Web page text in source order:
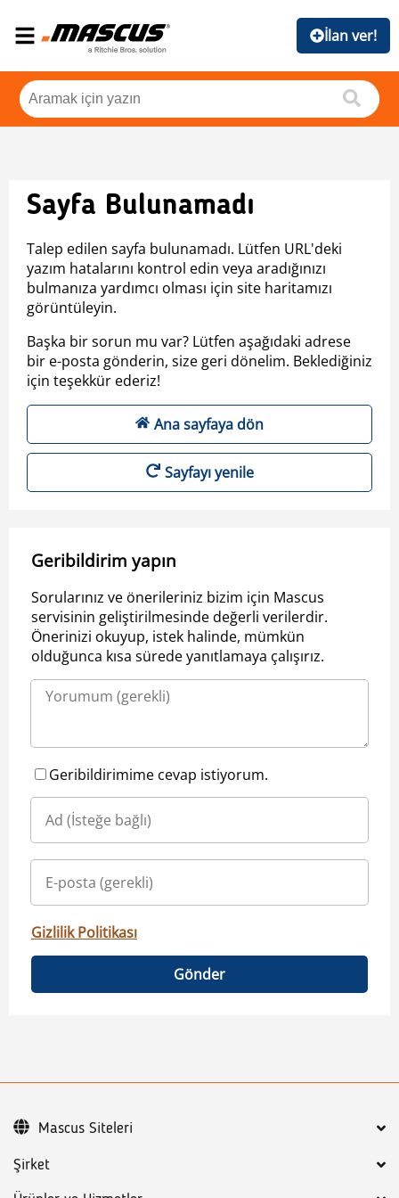
İlan ver!
Sayfa Bulunamadı
Talep edilen sayfa bulunamadı. Lütfen URL'deki
yazım hatalarını kontrol edin veya aradığınızı
bulmanıza yardımcı olması için site haritamızı
görüntüleyin.
Başka bir sorun mu var? Lütfen aşağıdaki adrese
bir e-posta gönderin, size geri dönelim. Beklediğiniz
için teşekkür ederiz!
Ana sayfaya dön
Sayfayı yenile
Geribildirim yapın
Sorularınız ve önerileriniz bizim için Mascus
servisinin geliştirilmesinde değerli verilerdir.
Önerinizi okuyup, istek halinde, mümkün
olduğunca kısa sürede yanıtlamaya çalışırız.
Geribildirimime cevap istiyorum.
Gizlilik Politikası
Gönder
Şirket
Mascus Siteleri